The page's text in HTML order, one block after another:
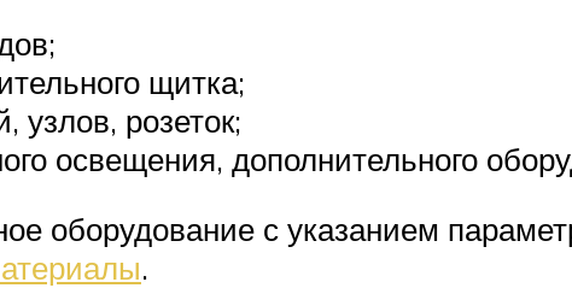
щитка;
узлов, розеток;
освещения, дополнительного
оборудование с указанием
.